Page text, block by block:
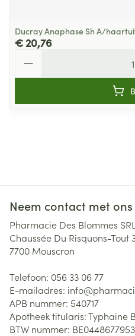
Ducray Anaphase Sh A/
€ 20,76
Neem contact met
Pharmacie Des Blommes SRL
Chaussée Du Risquons-Tout
7700 Mouscron
Telefoon: 056 33 06 77
E-mailadres: info@
APB nummer: 540717
Apotheek titularis:Typhaine
BTW nummer: BE0448677953